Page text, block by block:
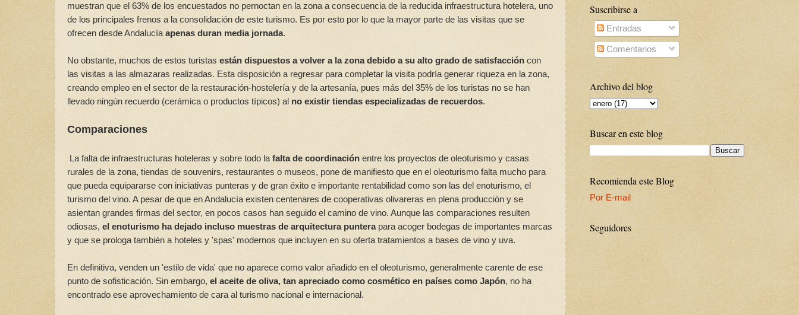
muestran que el 63% de los encuestados no pernoctan en la zona a consecuencia de la reducida infraestructura hotelera, uno
de los principales frenos a la consolidación de este turismo. Es por esto por lo que la mayor parte de las visitas que se
ofrecen desde Andalucía apenas duran media jornada.
No obstante, muchos de estos turistas están dispuestos a volver a la zona debido a su alto grado de satisfacción con
las visitas a las almazaras realizadas. Esta disposición a regresar para completar la visita podría generar riqueza en la zona,
creando empleo en el sector de la restauración-hostelería y de la artesanía, pues más del 35% de los turistas no se han
llevado ningún recuerdo (cerámica o productos típicos) al no existir tiendas especializadas de recuerdos.
Comparaciones
La falta de infraestructuras hoteleras y sobre todo la falta de coordinación entre los proyectos de oleoturismo y casas
rurales de la zona, tiendas de souvenirs, restaurantes o museos, pone de manifiesto que en el oleoturismo falta mucho para
que pueda equipararse con iniciativas punteras y de gran éxito e importante rentabilidad como son las del enoturismo, el
turismo del vino. A pesar de que en Andalucía existen centenares de cooperativas olivareras en plena producción y se
asientan grandes firmas del sector, en pocos casos han seguido el camino de vino. Aunque las comparaciones resulten
odiosas, el enoturismo ha dejado incluso muestras de arquitectura punterapara acoger bodegas de importantes marcas
y que se prologa también a hoteles y 'spas' modernos que incluyen en su oferta tratamientos a bases de vino y uva.
En definitiva, venden un 'estilo de vida' que no aparece como valor añadido en el oleoturismo, generalmente carente de ese
punto de sofisticación. Sin embargo, el aceite de oliva, tan apreciado como cosmético en países como Japón, no ha
encontrado ese aprovechamiento de cara al turismo nacional e internacional.
Suscribirse a
Entradas
Comentarios
Archivo del blog
Buscar en este blog
Recomienda este Blog
Por E-mail
Seguidores